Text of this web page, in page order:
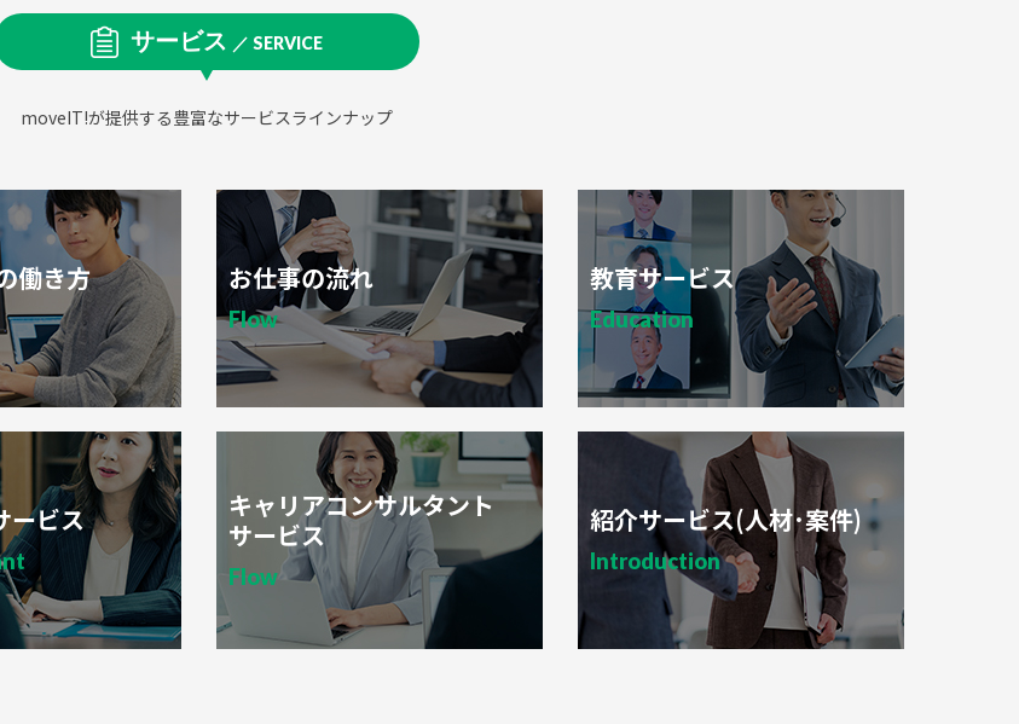
サービス ／ SERVICE
moveIT!が提供する豊富なサービスラインナップ
働き方 お仕事の流れ
Flow
教育サービス
Education
ービス
キャリアコンサルタント
サービス
Flow
紹介サービス(人材･案件)
Introduction